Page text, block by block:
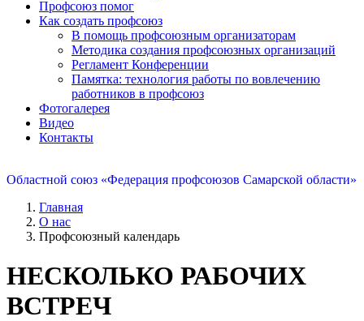
Профсоюз помог
Как создать профсоюз
В помощь профсоюзным организаторам
Методика создания профсоюзных организаций
Регламент Конференции
Памятка: технология работы по вовлечению
работников в профсоюз
Фотогалерея
Видео
Контакты
Областной союз «Федерация профсоюзов Самарской области»
Главная
О нас
Профсоюзный календарь
НЕСКОЛЬКО РАБОЧИХ
ВСТРЕЧ